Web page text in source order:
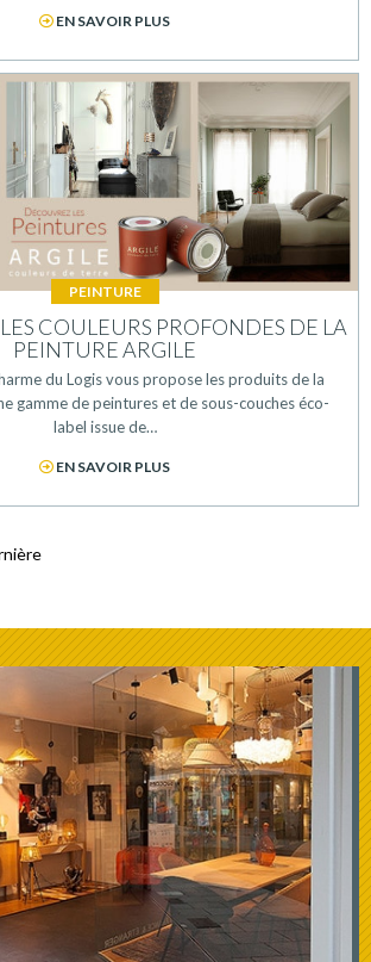
EN SAVOIR PLUS
PEINTURE
COULEURS PROFONDES DE LA
PEINTURE ARGILE
du Logis vous propose les produits de la
gamme de peintures et de sous-couches éco-
label issue de…
EN SAVOIR PLUS